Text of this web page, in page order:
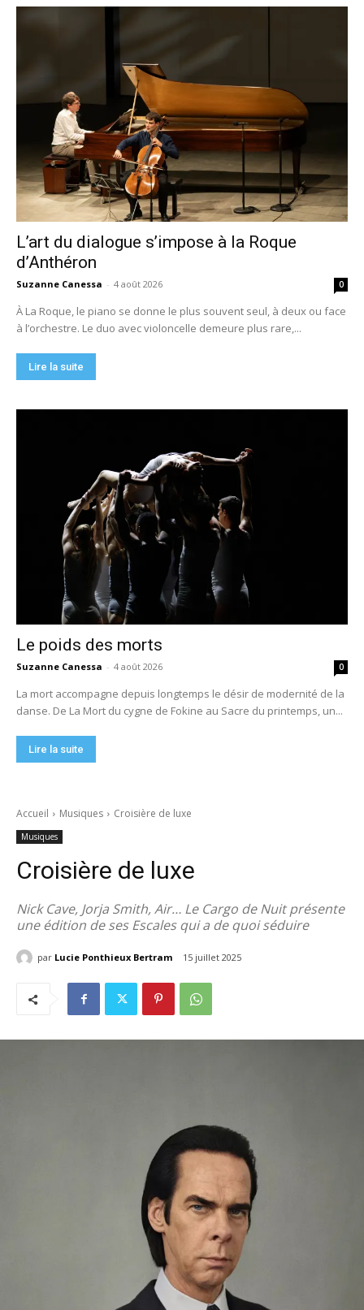
L’art du dialogue s’impose à la Roque
d’Anthéron
Suzanne Canessa - 4 août 2026 0
À La Roque, le piano se donne le plus souvent seul, à deux ou face
à l’orchestre. Le duo avec violoncelle demeure plus rare,...
Lire la suite
Le poids des morts
Suzanne Canessa - 4 août 2026 0
La mort accompagne depuis longtemps le désir de modernité de la
danse. De La Mort du cygne de Fokine au Sacre du printemps, un...
Lire la suite